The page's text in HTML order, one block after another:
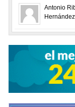
Antonio